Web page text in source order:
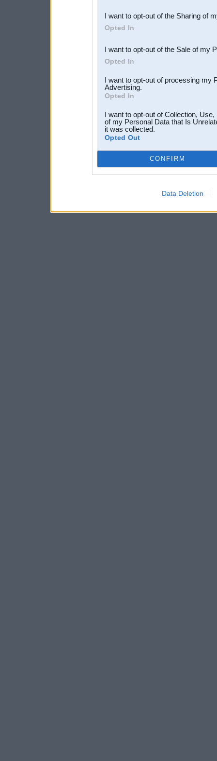
Downstream Participants
third parties.
I want to opt-out of the Sharing of
Opted In
I want to opt-out of the Sale of my
Opted In
I want to opt-out of processing my
Advertising.
Opted In
I want to opt-out of Collection,
of my Personal Data that Is
it was collected.
Opted Out
CONFIRM
Data Deletion